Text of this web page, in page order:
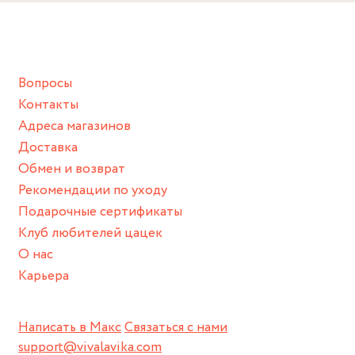
Написать в МаксСвязаться с нами
support@vivalavika.com
Вопросы
Контакты
Адреса магазинов
Доставка
Обмен и возврат
Рекомендации по уходу
Подарочные сертификаты
Клуб любителей цацек
О нас
Карьера